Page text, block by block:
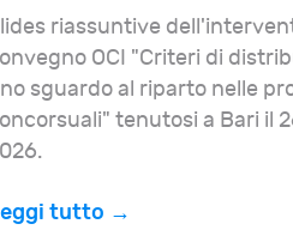
riassuntive
OCI "Criteri di
sguardo al riparto nelle
tenutosi a Bari il
tutto →